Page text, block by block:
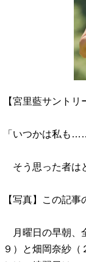
【宮里藍サント
「いつかは私も
そう思った者は
【写真】この記事
月曜日の早朝、
９）と畑岡奈紗（